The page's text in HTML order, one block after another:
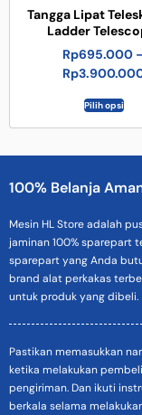
Tangga Lipat
Ladder
Rp695.000
Rp
Pilih opsi
100% Belanja
Mesin HL Store adalah
jaminan 100% sparepart
sparepart yang Anda
brand alat perkakas
untuk produk yang dibeli.
Pastikan memasukkan
ketika melakukan
pengiriman. Dan ikuti
berkala selama